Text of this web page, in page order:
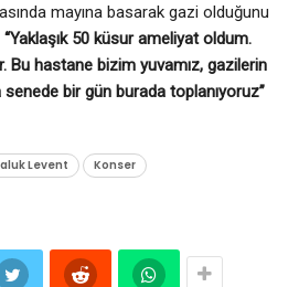
mayına basarak gazi olduğunu
“Yaklaşık 50 küsur ameliyat oldum.
Bu hastane bizim yuvamız, gazilerin
bir gün burada toplanıyoruz”
Levent Konser